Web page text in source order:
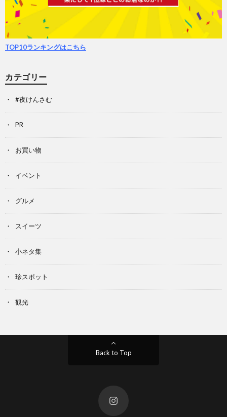
TOP10ランキングはこちら
カテゴリー
#夜けんさむ
PR
お買い物
イベント
グルメ
スイーツ
小ネタ集
珍スポット
観光
Back to Top